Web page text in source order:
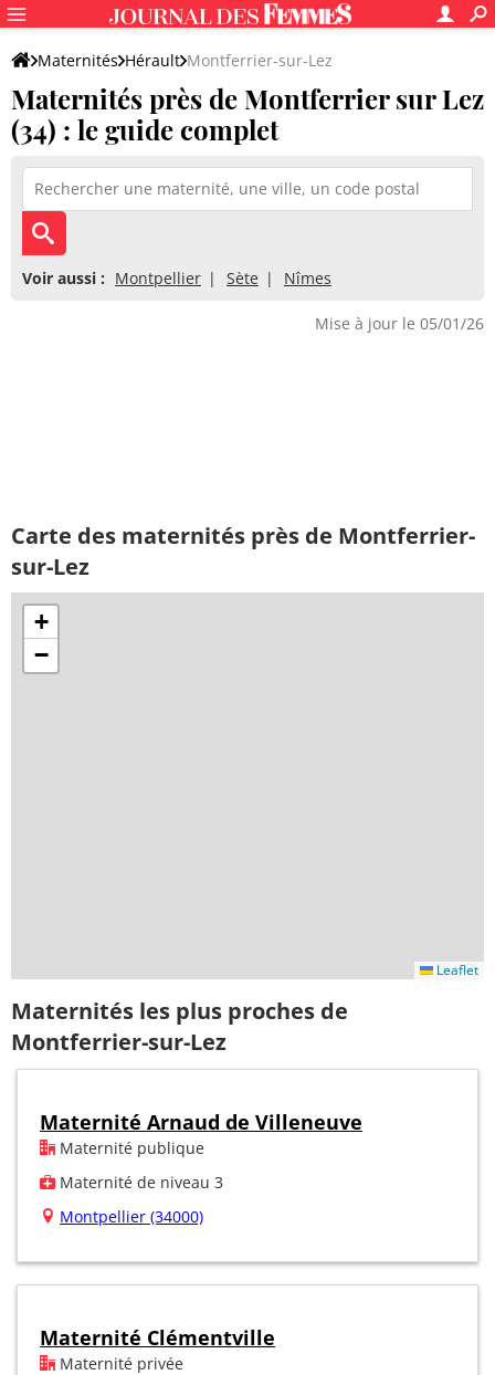
Maternités Hérault Montferrier-sur-Lez
Maternités près de Montferrier sur Lez
(34) : le guide complet
Voir aussi : Montpellier Sète Nîmes
Mise à jour le 05/01/26
Carte des maternités près de Montferrier-
sur-Lez
+
−
Leaflet
Maternités les plus proches de
Montferrier-sur-Lez
Maternité Arnaud de Villeneuve
Maternité publique
Maternité de niveau 3
Montpellier (34000)
Maternité Clémentville
Maternité privée